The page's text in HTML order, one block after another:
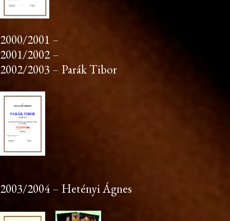
2000/2001 –
2001/2002 –
2002/2003 – Parák Tibor
2003/2004 – Hetényi Ágnes